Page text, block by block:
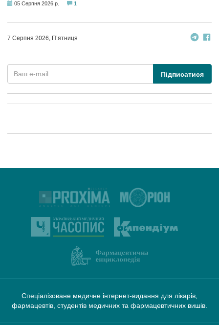
05 Серпня 2026 р. 1
7 Серпня 2026, П’ятниця
Підписатися
Спеціалізоване медичне інтернет-видання для лікарів,
фармацевтів, студентів медичних та фармацевтичних вишів.